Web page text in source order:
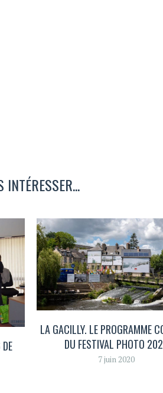
LA GACILLY. LE PROGRAMME
DU FESTIVAL PHOTO
7 juin 2020